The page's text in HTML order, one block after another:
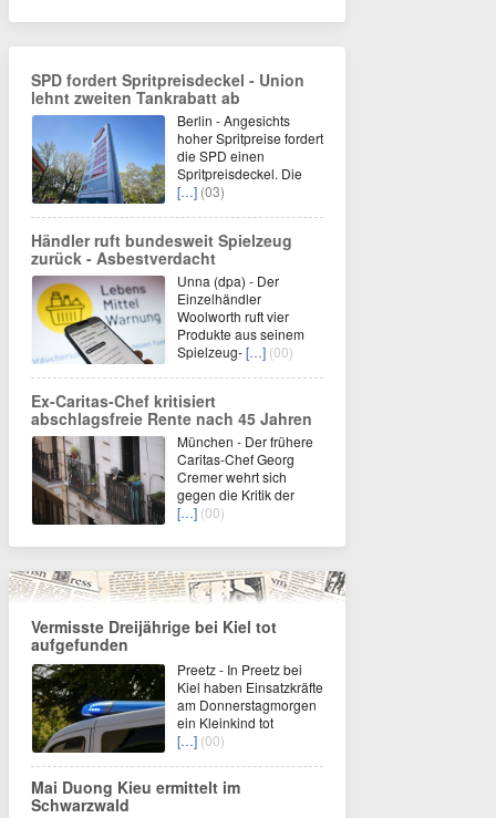
SPD fordert Spritpreisdeckel - Union
lehnt zweiten Tankrabatt ab
Berlin - Angesichts
hoher Spritpreise fordert
die SPD einen
Spritpreisdeckel. Die
[…] (03)
Händler ruft bundesweit Spielzeug
zurück - Asbestverdacht
Unna (dpa) - Der
Einzelhändler
Woolworth ruft vier
Produkte aus seinem
Spielzeug-[…] (00)
Ex-Caritas-Chef kritisiert
abschlagsfreie Rente nach 45 Jahren
München - Der frühere
Caritas-Chef Georg
Cremer wehrt sich
gegen die Kritik der
[…] (00)
Vermisste Dreijährige bei Kiel tot
aufgefunden
Preetz - In Preetz bei
Kiel haben Einsatzkräfte
am Donnerstagmorgen
ein Kleinkind tot
[…] (00)
Mai Duong Kieu ermittelt im
Schwarzwald